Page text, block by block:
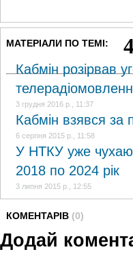
МАТЕРІАЛИ ПО ТЕМІ:
Кабмін розірвав
3 грудня 2016 р., 11:37
Кабмін взявся
6 серпня 2015 р., 11:58
У НТКУ уже
2018 по 2024 рік
3 липня 2015 р., 12:55
КОМЕНТАРІВ (0)
Додай